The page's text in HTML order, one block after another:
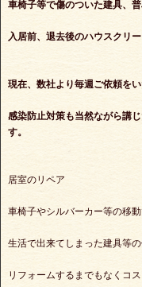
車椅子等で傷のついた建具、
入居前、退去後のハウスクリ
現在、数社より毎週ご依頼をい
感染防止対策も当然ながら講
す。
居室のリペア
車椅子やシルバーカー等の移
生活で出来てしまった建具等
リフォームするまでもなくコ